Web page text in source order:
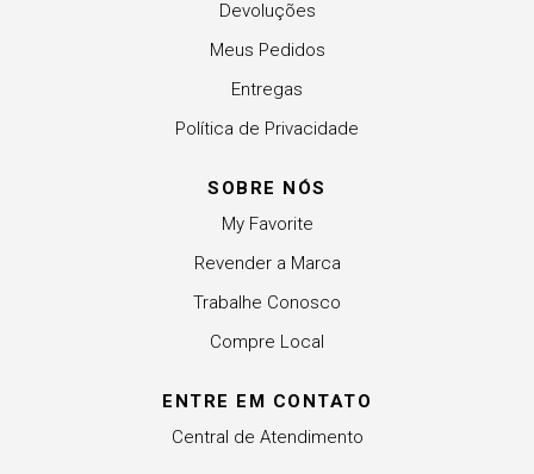
Devoluções
Meus Pedidos
Entregas
Política de Privacidade
SOBRE NÓS
My Favorite
Revender a Marca
Trabalhe Conosco
Compre Local
ENTRE EM CONTATO
Central de Atendimento